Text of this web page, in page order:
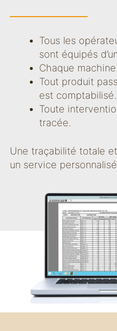
Tous les
sont équipés
Chaque
Tout produit
est comptabilisé.
Toute
tracée.
Une traçabilité totale
un service